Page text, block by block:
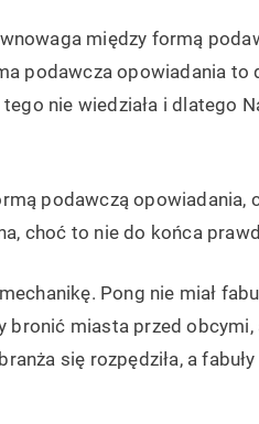
między formą
podawcza opowiadania to
nie wiedziała i dlatego
podawczą opowiadania,
choć to nie do końca
Pong nie miał
bronić miasta przed
się rozpędziła, a fabuły